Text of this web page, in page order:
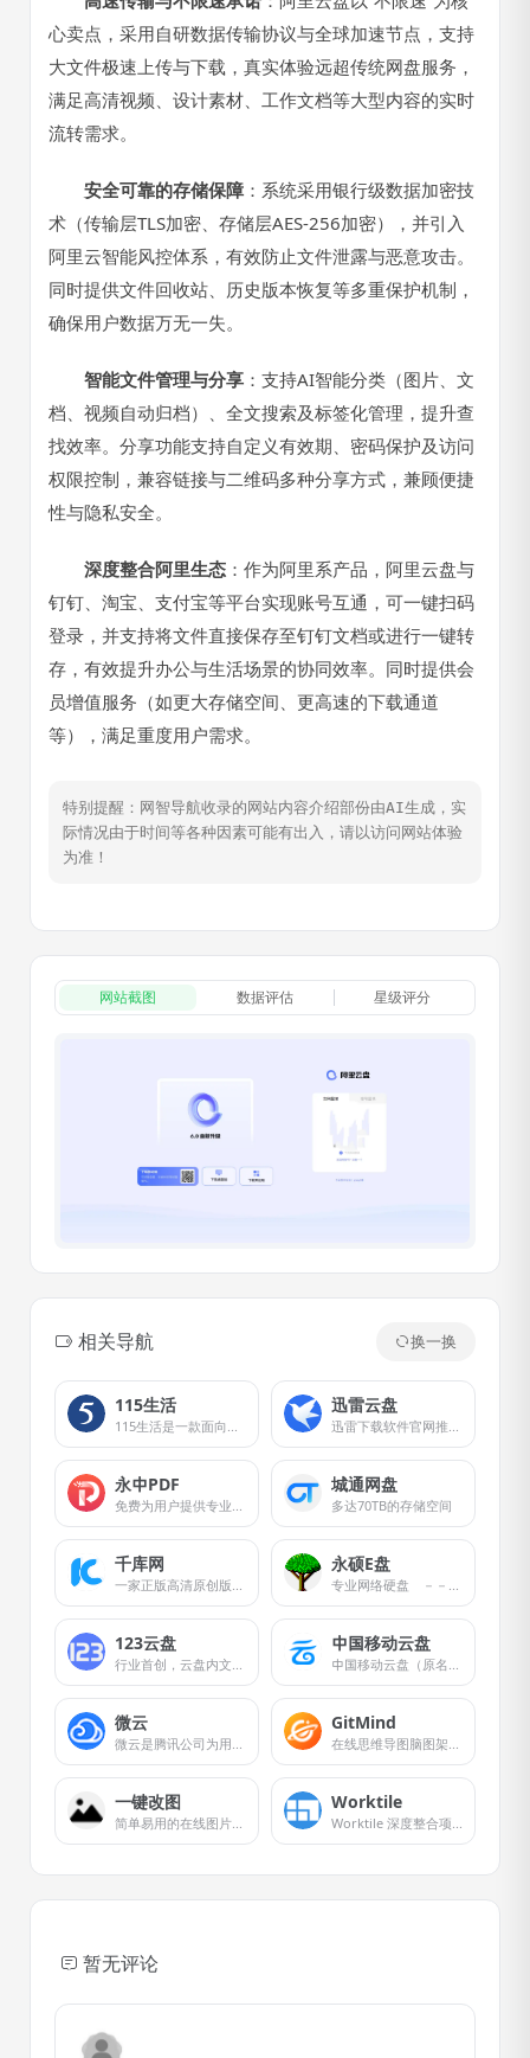
心卖点，采用自研数据传输协议与全球加速节点，支持
大文件极速上传与下载，真实体验远超传统网盘服务，
满足高清视频、设计素材、工作文档等大型内容的实时
流转需求。
安全可靠的存储保障 ：系统采用银行级数据加密技
术（传输层TLS加密、存储层AES-256加密），并引入
阿里云智能风控体系，有效防止文件泄露与恶意攻击。
同时提供文件回收站、历史版本恢复等多重保护机制，
确保用户数据万无一失。
智能文件管理与分享 ：支持AI智能分类（图片、文
档、视频自动归档）、全文搜索及标签化管理，提升查
找效率。分享功能支持自定义有效期、密码保护及访问
权限控制，兼容链接与二维码多种分享方式，兼顾便捷
性与隐私安全。
深度整合阿里生态 ：作为阿里系产品，阿里云盘与
钉钉、淘宝、支付宝等平台实现账号互通，可一键扫码
登录，并支持将文件直接保存至钉钉文档或进行一键转
存，有效提升办公与生活场景的协同效率。同时提供会
员增值服务（如更大存储空间、更高速的下载通道
等），满足重度用户需求。
特别提醒：网智导航收录的网站内容介绍部份由AI生成，实
际情况由于时间等各种因素可能有出入，请以访问网站体验
为准！
网站截图 数据评估 星级评分
相关导航 换一换
115生活
115生活是一款面向个人用户的云服务产品。
迅雷云盘
迅雷下载软件官网推出的云盘存储服务。
永中PDF
免费为用户提供专业的PDF转换及处理在线服务
城通网盘
多达70TB的存储空间
千库网
一家正版高清原创版权素材免费下载图库网站
永硕E盘
专业网络硬盘 －－数据存储、交流平台,可以保存您的文件、网址、记事等。
123云盘
行业首创，云盘内文件可通过URL直链下载。
中国移动云盘
中国移动云盘（原名和彩云网盘）是中国移动面向所有用户推出的一款安全、智能、不限速、移动用户免流量的产品。产品涵盖存储备份、多端同步、在线管理、群组分享四大核心能力。
微云
微云是腾讯公司为用户精心打造的一项智能云服务, 您可以通过微云方便地在手机和电脑之间同步文件、推送照片和传输数据。
GitMind
在线思维导图脑图架构图制作软件工具
一键改图
简单易用的在线图片处理工具
Worktile
Worktile 深度整合项目与任务管理、OKR、网盘、在线沟通等应用。
暂无评论